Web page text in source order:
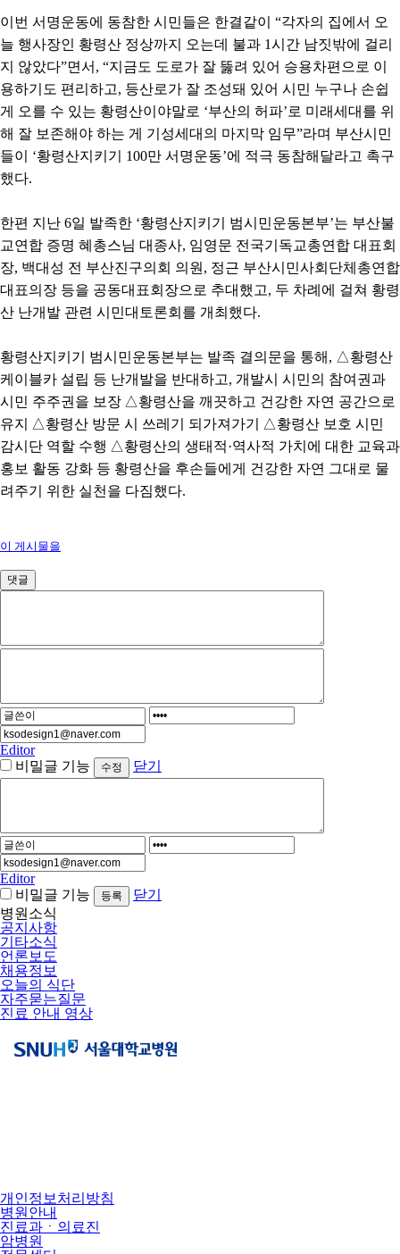
이번 서명운동에 동참한 시민들은 한결같이 “각자의 집에서 오
늘 행사장인 황령산 정상까지 오는데 불과 1시간 남짓밖에 걸리
지 않았다”면서 , “지금도 도로가 잘 뚫려 있어 승용차편으로 이
용하기도 편리하고, 등산로가 잘 조성돼 있어 시민 누구나 손쉽
게 오를 수 있는 황령산이야말로 ‘부산의 허파’로 미래세대를 위
해 잘 보존해야 하는 게 기성세대의 마지막 임무”라며 부산시민
들이
‘황령산지키기 100만 서명운동’에 적극 동참해달라고 촉구
했다.
한편 지난 6일 발족한 ‘황령산지키기 범시민운동본부’는 부산불
교연합 증명 혜총스님 대종사, 임영문 전국기독교총연합 대표회
장, 백대성 전 부산진구의회 의원 , 정근 부산시민사회단체총연합
대표의장 등을 공동대표회장으로 추대했고, 두 차례에 걸쳐 황령
산 난개발 관련 시민대토론회를 개최했다.
황령산지키기 범시민운동본부는 발족 결의문을 통해 , △황령산
케이블카 설립 등 난개발을 반대하고, 개발시 시민의 참여권과
시민 주주권을 보장 △황령산을 깨끗하고 건강한 자연 공간으로
유지
△황령산 방문 시 쓰레기 되가져가기 △황령산 보호 시민
감시단 역할 수행 △황령산의 생태적·역사적 가치에 대한 교육과
홍보 활동 강화 등 황령산을 후손들에게 건강한 자연 그대로 물
려주기 위한 실천을 다짐했다.
이 게시물을
댓글
Editor
비밀글 기능
닫기
Editor
비밀글 기능
닫기
병원소식
공지사항
기타소식
언론보도
채용정보
오늘의 식단
자주묻는질문
진료 안내 영상
개인정보처리방침
병원안내
진료과ㆍ의료진
암병원